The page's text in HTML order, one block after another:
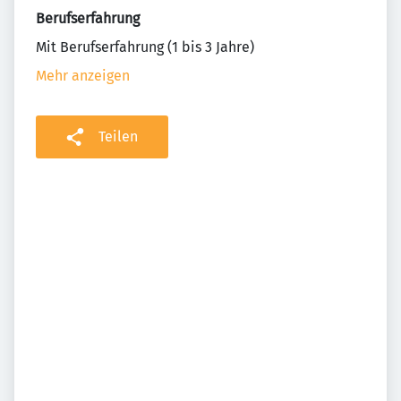
Berufserfahrung
Mit Berufserfahrung (1 bis 3 Jahre)
Mehr anzeigen
Teilen